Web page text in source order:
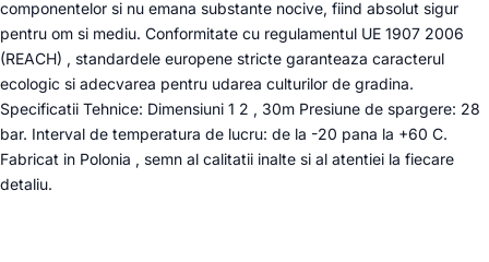
componentelor si nu emana substante nocive, fiind absolut sigur
pentru om si mediu. Conformitate cu regulamentul UE 1907 2006
(REACH) , standardele europene stricte garanteaza caracterul
ecologic si adecvarea pentru udarea culturilor de gradina.
Specificatii Tehnice: Dimensiuni 1 2 , 30m Presiune de spargere: 28
bar. Interval de temperatura de lucru: de la -20 pana la +60 C.
Fabricat in Polonia , semn al calitatii inalte si al atentiei la fiecare
detaliu.